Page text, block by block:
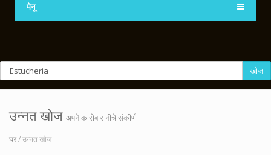
मेनू
खोज
उन्नत खोज अपने कारोबार नीचे संकीर्ण
घर/ उन्नत खोज